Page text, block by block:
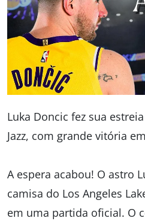
Luka Doncic fez sua
Jazz, com grande vitória
A espera acabou! O astro
camisa do Los Angeles
em uma partida oficial. O